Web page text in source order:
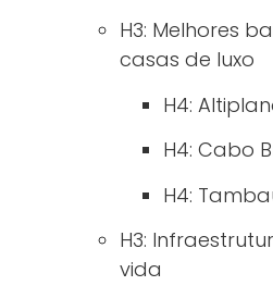
H3: Melhores
casas de luxo
H4:
H4: Cabo
H4:
H3:
vida